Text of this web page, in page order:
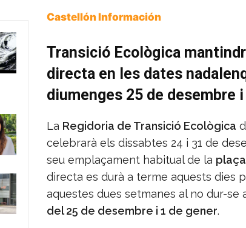
Castellón Información
Transició Ecològica
directa en les dates
diumenges 25 de desembre
La Regidoria de Transició Ecològica
celebrarà els dissabtes 24 i 31 de
seu emplaçament habitual de la
directa es durà a terme aquests dies
aquestes dues setmanes al no dur-se
del 25 de desembre i 1 de gener.